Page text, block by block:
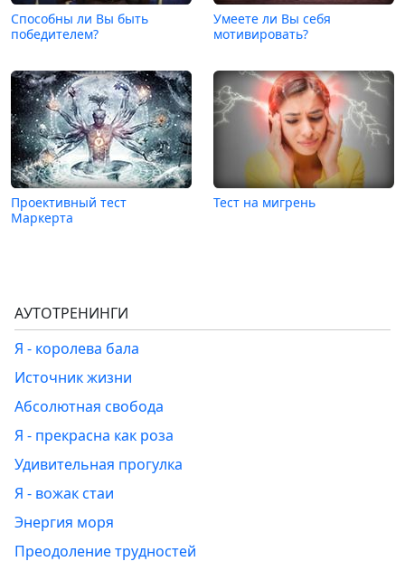
Способны ли Вы быть
победителем?
Умеете ли Вы себя
мотивировать?
Проективный тест
Маркерта
Тест на мигрень
АУТОТРЕНИНГИ
Я - королева бала
Источник жизни
Абсолютная свобода
Я - прекрасна как роза
Удивительная прогулка
Я - вожак стаи
Энергия моря
Преодоление трудностей